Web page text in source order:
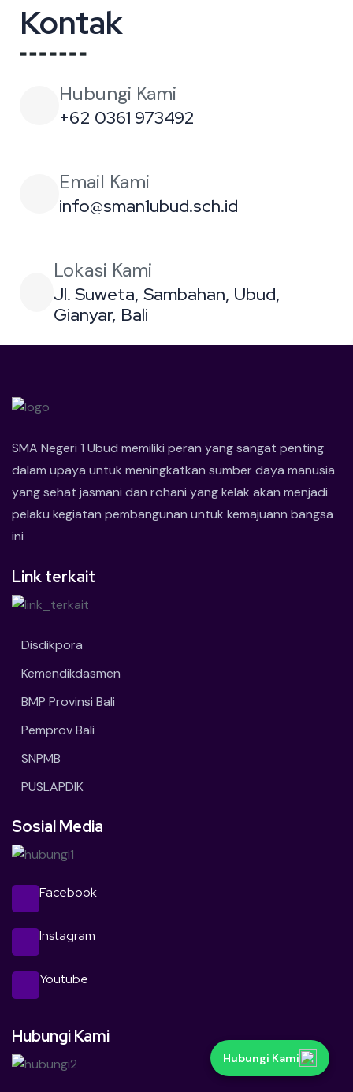
Kontak
Hubungi Kami
+62 0361 973492
Email Kami
info@sman1ubud.sch.id
Lokasi Kami
Jl. Suweta, Sambahan, Ubud,
Gianyar, Bali
Hubungi Kami
SMA Negeri 1 Ubud memiliki peran yang sangat penting
dalam upaya untuk meningkatkan sumber daya manusia
yang sehat jasmani dan rohani yang kelak akan menjadi
pelaku kegiatan pembangunan untuk kemajuann bangsa
ini
Link terkait
Disdikpora
Kemendikdasmen
BMP Provinsi Bali
Pemprov Bali
SNPMB
PUSLAPDIK
Sosial Media
Facebook
Instagram
Youtube
Hubungi Kami